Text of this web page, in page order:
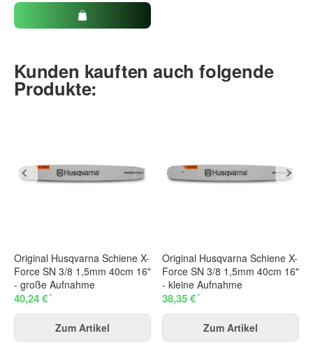
Kunden kauften auch folgende
Produkte:
Original Husqvarna Schiene X-
Force SN 3/8 1,5mm 40cm 16"
- große Aufnahme
40,24 €*
Zum Artikel
Original Husqvarna Schiene X-
Force SN 3/8 1,5mm 40cm 16"
- kleine Aufnahme
38,35 €*
Zum Artikel